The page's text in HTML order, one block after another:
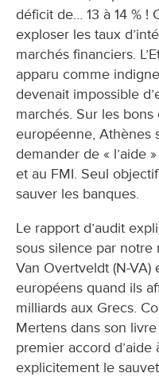
déficit de… 13 à 14 % !
exploser les taux
marchés financiers.
apparu comme
devenait impossible
marchés. Sur les
européenne, Athènes
demander de « l’aide
et au FMI. Seul
sauver les banques.
Le rapport d’audit
sous silence par notre
Van Overtveldt (N-
européens quand ils
milliards aux Grecs.
Mertens dans son livre
premier accord d’aide
explicitement le